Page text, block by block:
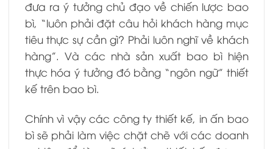
đưa ra ý tưởng chủ đạo về chiến lược bao
bì, “luôn phải đặt câu hỏi khách hàng mục
tiêu thực sự cần gì? Phải luôn nghĩ về khách
hàng”. Và các nhà sản xuất bao bì hiện
thực hóa ý tưởng đó bằng “ngôn ngữ” thiết
kế trên bao bì.
Chính vì vậy các công ty thiết kế, in ấn bao
bì sẽ phải làm việc chặt chẽ với các doanh